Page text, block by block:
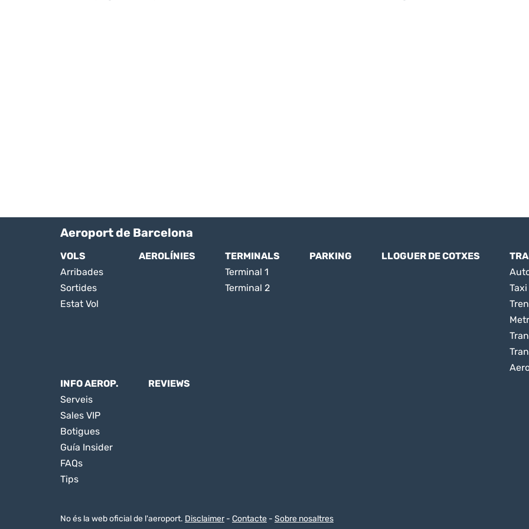
Aeroport de Barcelona
VOLS
Arribades
Sortides
Estat Vol
AEROLÍNIES
TERMINALS
Terminal 1
Terminal 2
PARKING LLOGUER DE COTXES
Taxi
Tren
INFO AEROP.
Serveis
Sales VIP
Botigues
Guía Insider
FAQs
Tips
REVIEWS
No és la web oficial de l'aeroport. Disclaimer- Contacte - Sobre nosaltres